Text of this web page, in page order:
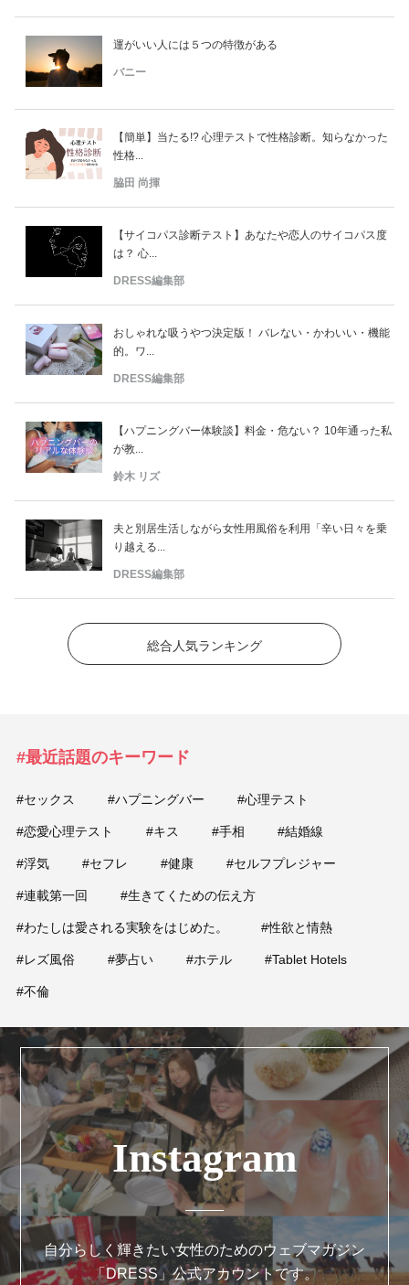
運がいい人には５つの特徴がある
バニー
【簡単】当たる!? 心理テストで性格診断。知らなかった
性格...
脇田 尚揮
【サイコパス診断テスト】あなたや恋人のサイコパス度
は？ 心...
DRESS編集部
おしゃれな吸うやつ決定版！ バレない・かわいい・機能
的。ワ...
DRESS編集部
【ハプニングバー体験談】料金・危ない？ 10年通った私
が教...
鈴木 リズ
夫と別居生活しながら女性用風俗を利用「辛い日々を乗
り越える...
DRESS編集部
総合人気ランキング
#最近話題のキーワード
#セックス #ハプニングバー #心理テスト
#恋愛心理テスト #キス #手相 #結婚線
#浮気 #セフレ #健康 #セルフプレジャー
#連載第一回 #生きてくための伝え方
#わたしは愛される実験をはじめた。 #性欲と情熱
#レズ風俗 #夢占い #ホテル #Tablet Hotels
#不倫
Instagram
自分らしく輝きたい女性のためのウェブマガジン
「DRESS」公式アカウントです。